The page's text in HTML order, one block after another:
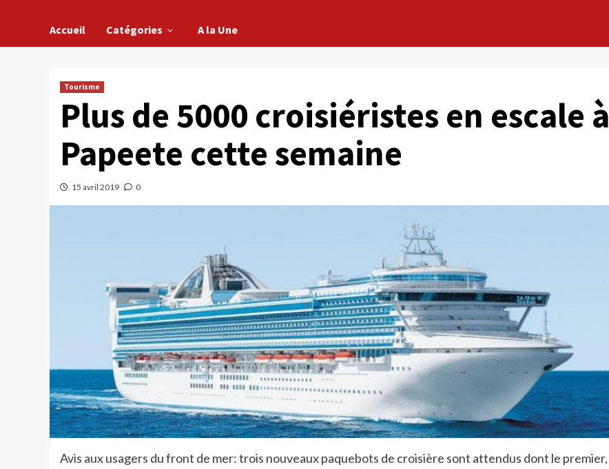
Accueil Catégories A la Une
Tourisme
Plus de 5000 croisiéristes en escale à
Papeete cette semaine
15 avril 2019 0
Avis aux usagers du front de mer: trois nouveaux paquebots de croisière sont attendus dont le premier,